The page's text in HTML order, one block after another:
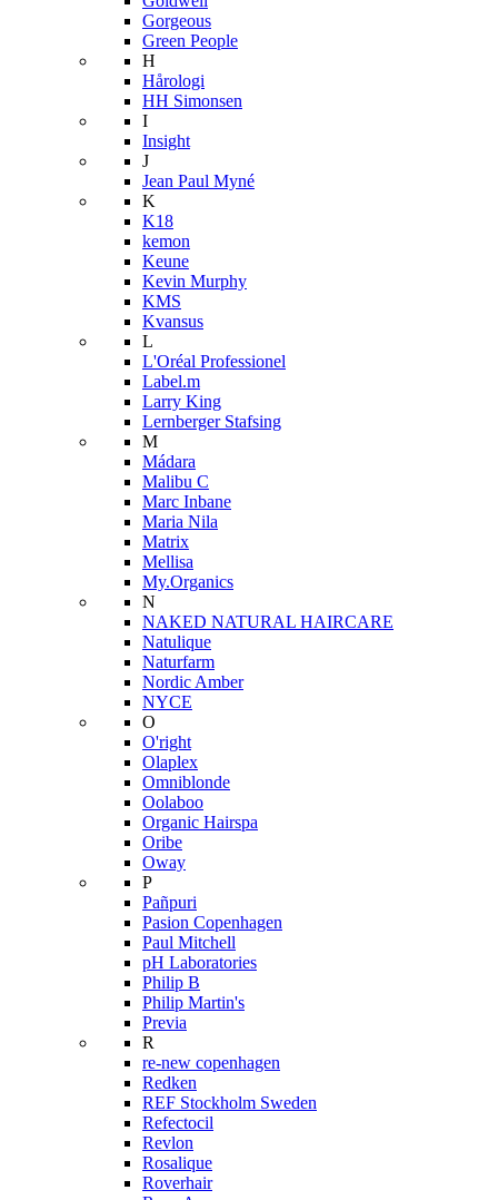
Gorgeous
Green People
H
Hårologi
HH Simonsen
I
Insight
J
Jean Paul Myné
K
K18
kemon
Keune
Kevin Murphy
KMS
Kvansus
L
L'Oréal Professionel
Label.m
Larry King
Lernberger Stafsing
M
Mádara
Malibu C
Marc Inbane
Maria Nila
Matrix
Mellisa
My.Organics
N
NAKED NATURAL HAIRCARE
Natulique
Naturfarm
Nordic Amber
NYCE
O
O'right
Olaplex
Omniblonde
Oolaboo
Organic Hairspa
Oribe
Oway
P
Pañpuri
Pasion Copenhagen
Paul Mitchell
pH Laboratories
Philip B
Philip Martin's
Previa
R
re-new copenhagen
Redken
REF Stockholm Sweden
Refectocil
Revlon
Rosalique
Roverhair